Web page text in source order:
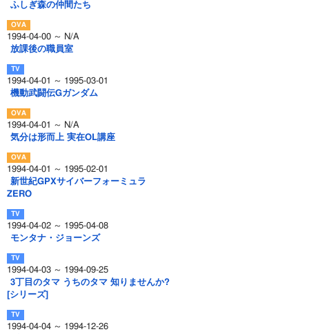
ふしぎ森の仲間たち
1994-04-00 ～ N/A
放課後の職員室
1994-04-01 ～ 1995-03-01
機動武闘伝Gガンダム
1994-04-01 ～ N/A
気分は形而上 実在OL講座
1994-04-01 ～ 1995-02-01
新世紀GPXサイバーフォーミュラ
ZERO
1994-04-02 ～ 1995-04-08
モンタナ・ジョーンズ
1994-04-03 ～ 1994-09-25
3丁目のタマ うちのタマ 知りませんか?
[シリーズ]
1994-04-04 ～ 1994-12-26